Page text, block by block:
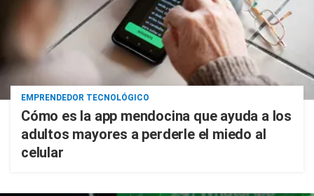
EMPRENDEDOR TECNOLÓGICO
Cómo es la app mendocina que ayuda a los
adultos mayores a perderle el miedo al
celular